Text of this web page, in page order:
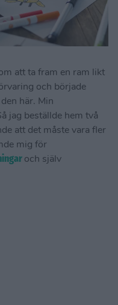
att ta fram en ram likt
och började
här. Min
jag beställde hem två
att det måste vara fler
mig för
och själv